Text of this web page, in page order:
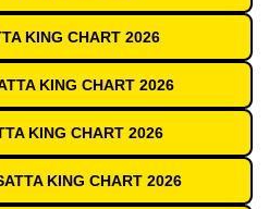
KING CHART 2026
KING CHART 2026
KING CHART 2026
KING CHART 2026